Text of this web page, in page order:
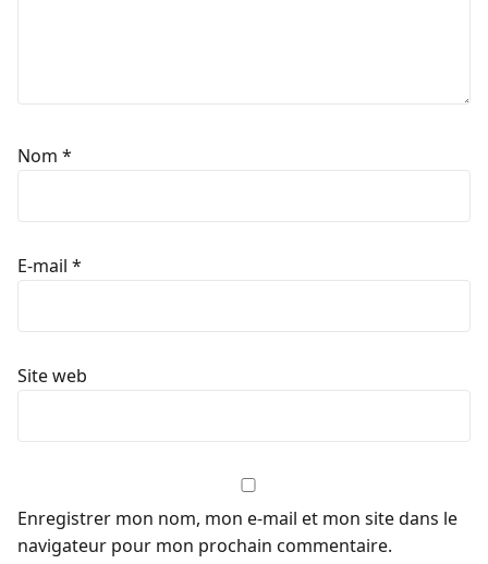
Nom *
E-mail *
Site web
Enregistrer mon nom, mon e-mail et mon site dans le
navigateur pour mon prochain commentaire.